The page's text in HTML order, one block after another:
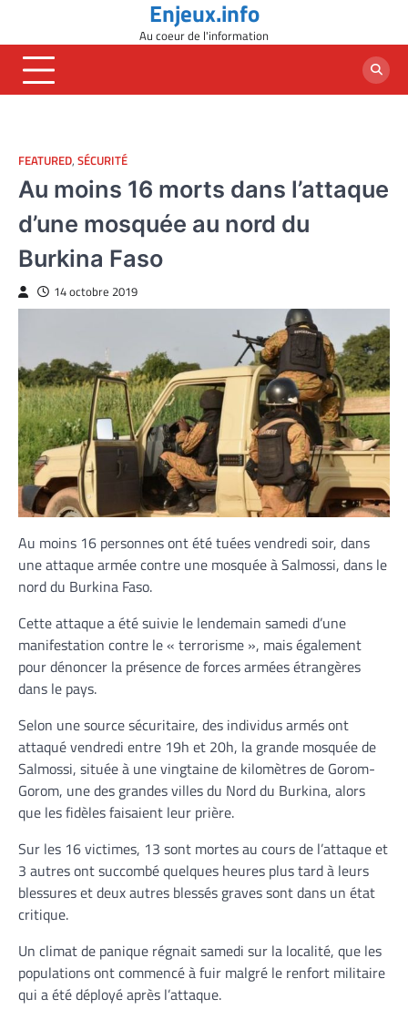
content
Enjeux.info
Au coeur de l'information
FEATURED, SÉCURITÉ
Au moins 16 morts dans l’attaque
d’une mosquée au nord du
Burkina Faso
14 octobre 2019
Au moins 16 personnes ont été tuées vendredi soir, dans
une attaque armée contre une mosquée à Salmossi, dans le
nord du Burkina Faso.
Cette attaque a été suivie le lendemain samedi d’une
manifestation contre le « terrorisme », mais également
pour dénoncer la présence de forces armées étrangères
dans le pays.
Selon une source sécuritaire, des individus armés ont
attaqué vendredi entre 19h et 20h, la grande mosquée de
Salmossi, située à une vingtaine de kilomètres de Gorom-
Gorom, une des grandes villes du Nord du Burkina, alors
que les fidèles faisaient leur prière.
Sur les 16 victimes, 13 sont mortes au cours de l’attaque et
3 autres ont succombé quelques heures plus tard à leurs
blessures et deux autres blessés graves sont dans un état
critique.
Un climat de panique régnait samedi sur la localité, que les
populations ont commencé à fuir malgré le renfort militaire
qui a été déployé après l’attaque.